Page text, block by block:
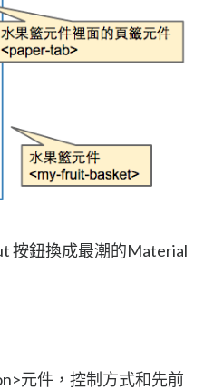
按鈕換成最潮的Material
元件，控制方式和先前